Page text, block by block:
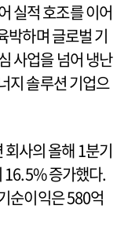
실적 호조를 이어
박하며 글로벌 기
사업을 넘어 냉난
지 솔루션 기업으
사의 올해 1분기
16.5% 증가했다.
순이익은 580억